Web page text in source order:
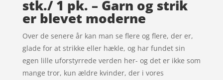
stk./ 1 pk. – Garn og strik
er blevet moderne
Over de senere år kan man se flere og flere, der er,
glade for at strikke eller hækle, og har fundet sin
egen lille uforstyrrede verden her- og det er ikke som
mange tror, kun ældre kvinder, der i vores